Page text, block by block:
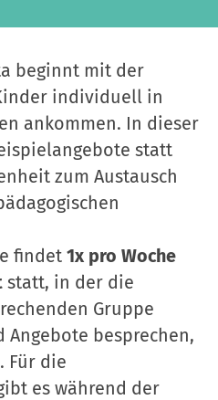
beginnt mit der
individuell in
ankommen. In dieser
statt
zum Austausch
findet 1x pro Woche
statt, in der die
Gruppe
Angebote besprechen,
Für die
es während der